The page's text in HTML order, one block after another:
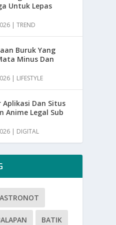
Untuk Lepas
|TREND
Buruk Yang
Minus Dan
| LIFESTYLE
Dan Situs
Anime Legal Sub
| DIGITAL
ASTRONOT
BATIK